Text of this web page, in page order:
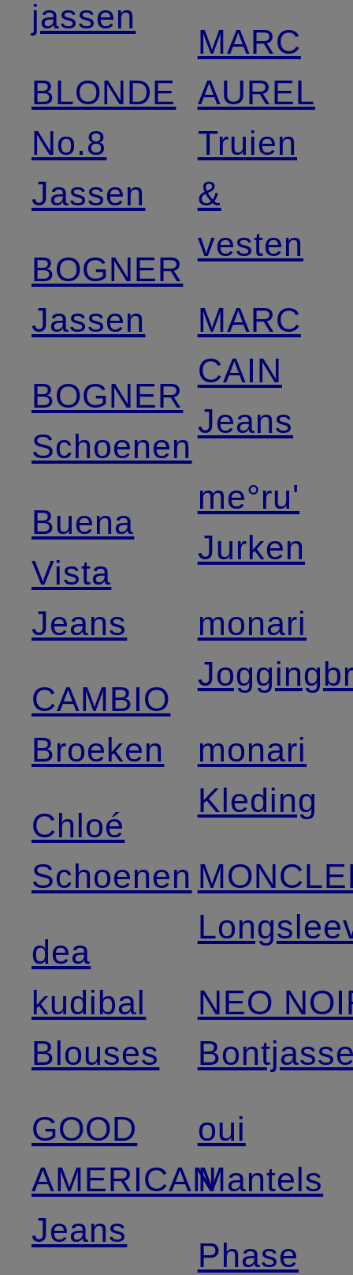
jassen
BLONDE
No.8
Jassen
BOGNER
Jassen
BOGNER
Schoenen
Buena
Vista
Jeans
CAMBIO
Broeken
Chloé
Schoenen
dea
kudibal
Blouses
GOOD
AMERICAN
Jeans
MARC
AUREL
Truien
&
vesten
MARC
CAIN
Jeans
me°ru'
Jurken
monari
monari
Kleding
NEO
oui
Mantels
Phase